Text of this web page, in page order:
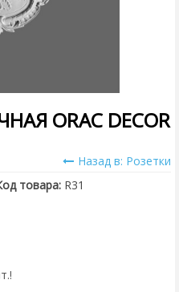
ORAC DECOR
Назад в: Розетки
товара: R31